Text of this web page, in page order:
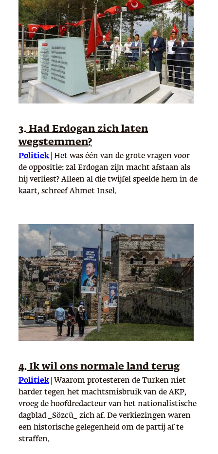
3. Had Erdogan zich laten
wegstemmen?
Politiek
Het was één van de grote vragen voor
de oppositie: zal Erdogan zijn macht afstaan als
hij verliest? Alleen al die twijfel speelde hem in de
kaart, schreef Ahmet Insel.
4. Ik wil ons normale land terug
Politiek
Waarom protesteren de Turken niet
harder tegen het machtsmisbruik van de AKP,
vroeg de hoofdredacteur van het nationalistische
dagblad _Sözcü_ zich af. De verkiezingen waren
een historische gelegenheid om de partij af te
straffen.